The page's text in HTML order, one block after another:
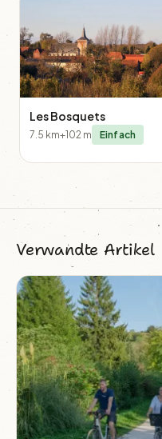
Les Bosquets
7.5 km+102 m Einfach
Verwandte Artikel